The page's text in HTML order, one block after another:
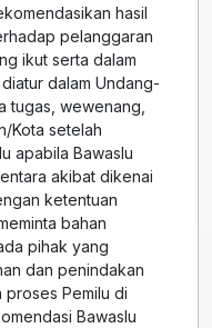
hasil
pelanggaran
ikut serta dalam
dalam Undang-
tugas, wewenang,
Kota setelah
apabila Bawaslu
akibat dikenai
ketentuan
bahan
pihak yang
dan penindakan
Pemilu di
Bawaslu